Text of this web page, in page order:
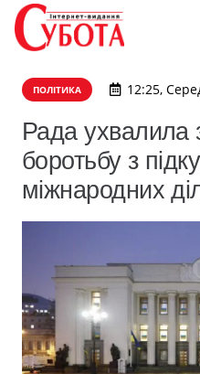
ПОЛІТИКА 12:25,
Рада ухвалила
боротьбу з
міжнародних